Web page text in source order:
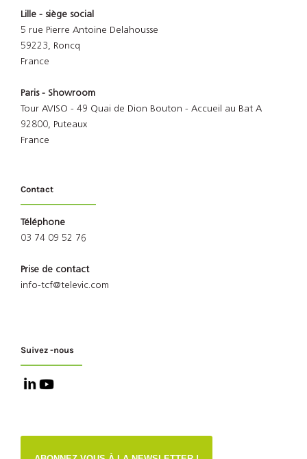
Lille - siège social
5 rue Pierre Antoine Delahousse
59223, Roncq
France
Paris - Showroom
Tour AVISO - 49 Quai de Dion Bouton - Accueil au Bat A
92800, Puteaux
France
Contact
Téléphone
03 74 09 52 76
Prise de contact
info-tcf@televic.com
Suivez -nous